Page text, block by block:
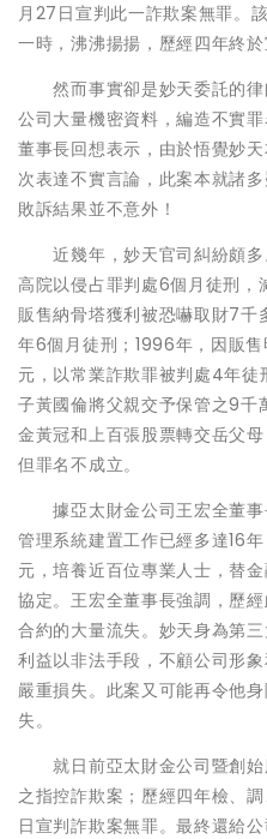
月27日宣判此一詐欺案無罪。
一時，沸沸揚揚，歷經四年終於
然而事實卻是妙天委託的律
公司大量機密資料，編造不實
董事長回想表示，由於悟覺妙
次表達不實言論，此案本就諸
敗訴結果並不意外！
近幾年，妙天官司糾紛頗多
高院以侵占罪判處6個月徒刑，
販售納骨塔獲利被恐嚇取財7
年6個月徒刑；1996年，因販
元，以常業詐欺罪被判處4年
子黃國倫將父親交予保管之9
金黃冠和上百張股票轉交岳父
但罪名不成立。
據亞太財金公司王宏全董事
管理系統建置工作已經多達16
元，培養近百位專業人士，替
協定。王宏全董事長強調，歷
合約的大量流失。妙天身為第
利益以非法手段，不顧公司形
嚴重損失。此案又可能再令他
失。
就日前亞太財金公司暨創始
之指控詐欺案；歷經四年檢、
日宣判詐欺案無罪。最終還給